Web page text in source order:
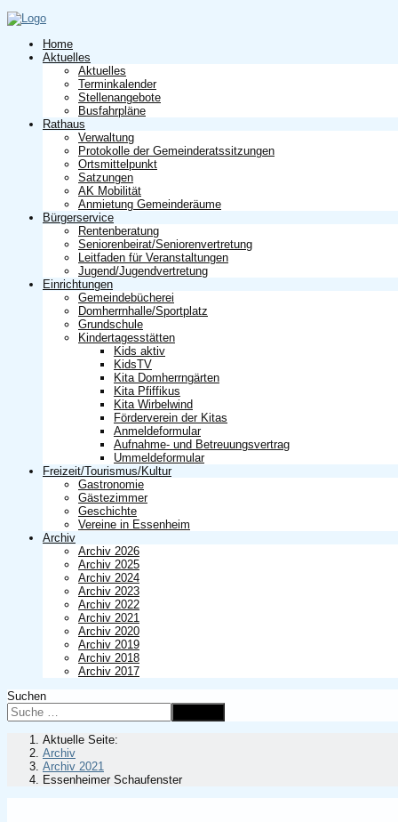
Home
Aktuelles
Aktuelles
Terminkalender
Stellenangebote
Busfahrpläne
Rathaus
Verwaltung
Protokolle der Gemeinderatssitzungen
Ortsmittelpunkt
Satzungen
AK Mobilität
Anmietung Gemeinderäume
Bürgerservice
Rentenberatung
Seniorenbeirat/Seniorenvertretung
Leitfaden für Veranstaltungen
Jugend/Jugendvertretung
Einrichtungen
Gemeindebücherei
Domherrnhalle/Sportplatz
Grundschule
Kindertagesstätten
Kids aktiv
KidsTV
Kita Domherrngärten
Kita Pfiffikus
Kita Wirbelwind
Förderverein der Kitas
Anmeldeformular
Aufnahme- und Betreuungsvertrag
Ummeldeformular
Freizeit/Tourismus/Kultur
Gastronomie
Gästezimmer
Geschichte
Vereine in Essenheim
Archiv
Archiv 2026
Archiv 2025
Archiv 2024
Archiv 2023
Archiv 2022
Archiv 2021
Archiv 2020
Archiv 2019
Archiv 2018
Archiv 2017
Suchen
Aktuelle Seite:
Archiv
Archiv 2021
Essenheimer Schaufenster